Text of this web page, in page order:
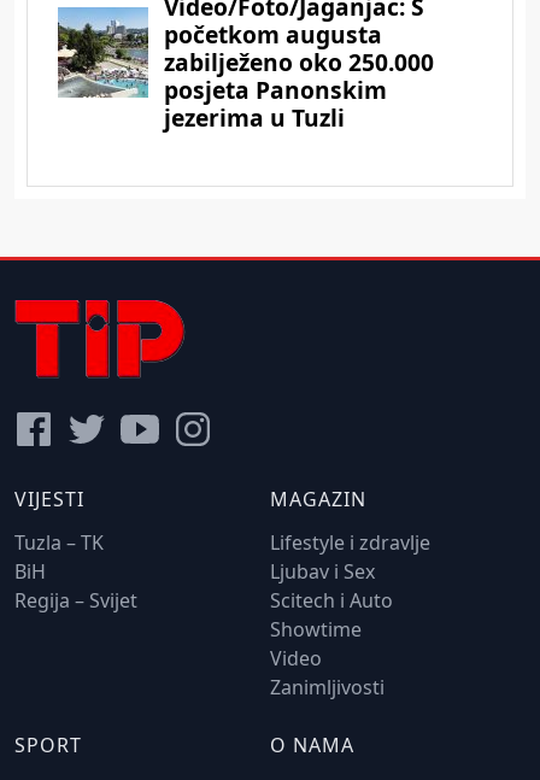
VIJESTI
Tuzla – TK
BiH
Regija – Svijet
MAGAZIN
Lifestyle i zdravlje
Ljubav i Sex
Scitech i Auto
Showtime
Video
Zanimljivosti
SPORT
O NAMA